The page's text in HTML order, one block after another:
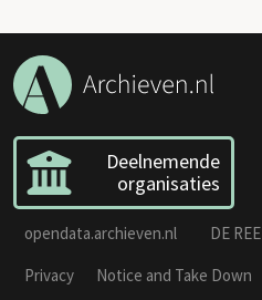
Deelnemende
organisaties
opendata.archieven.nl DE REE
Privacy
Notice and Take Down